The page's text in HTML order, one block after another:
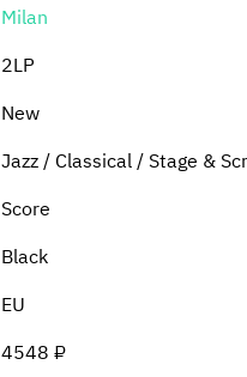
Milan
2LP
New
Jazz / Classical / Stage &
Score
Black
EU
4548 ₽